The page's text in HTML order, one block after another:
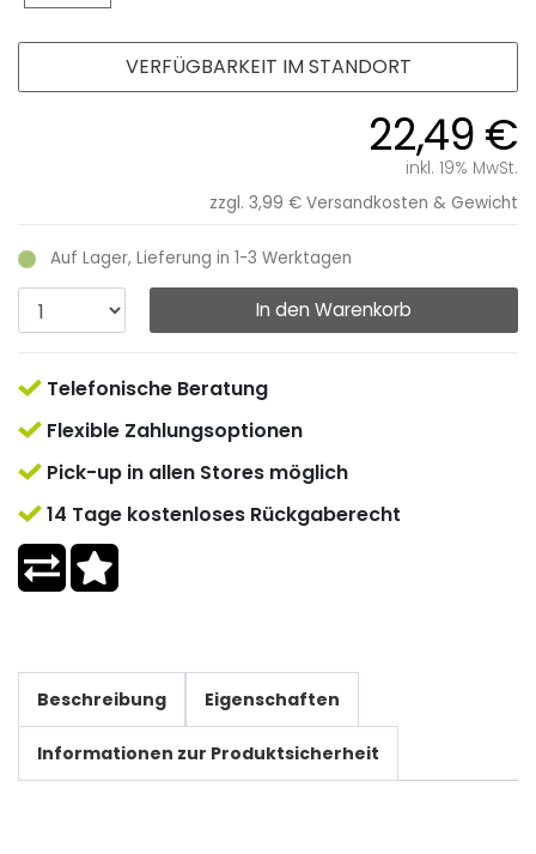
22,49 €
inkl. 19% MwSt.
zzgl. 3,99 € Versandkosten & Gewicht
Auf Lager, Lieferung in 1-3 Werktagen
In den Warenkorb
VERFÜGBARKEIT IM STANDORT
Telefonische Beratung
Flexible Zahlungsoptionen
Pick-up in allen Stores möglich
14 Tage kostenloses Rückgaberecht
Beschreibung Eigenschaften
Informationen zur Produktsicherheit